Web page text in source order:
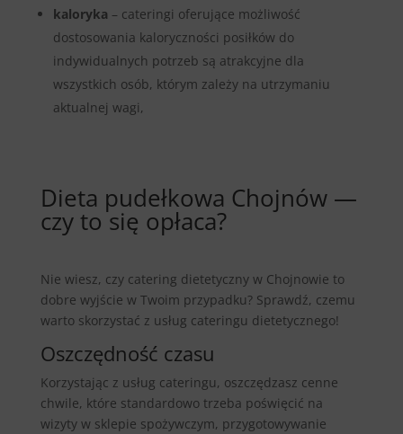
kaloryka – cateringi oferujące możliwość
dostosowania kaloryczności posiłków do
indywidualnych potrzeb są atrakcyjne dla
wszystkich osób, którym zależy na utrzymaniu
aktualnej wagi,
Dieta pudełkowa Chojnów —
czy to się opłaca?
Nie wiesz, czy catering dietetyczny w Chojnowie to
dobre wyjście w Twoim przypadku? Sprawdź, czemu
warto skorzystać z usług cateringu dietetycznego!
Oszczędność czasu
Korzystając z usług cateringu, oszczędzasz cenne
chwile, które standardowo trzeba poświęcić na
wizyty w sklepie spożywczym, przygotowywanie